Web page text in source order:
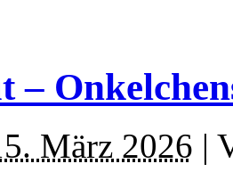
–
März 2026 |